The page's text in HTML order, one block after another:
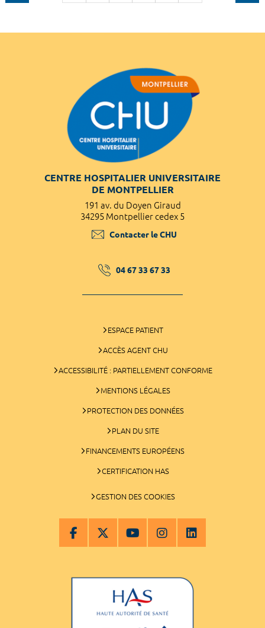
CENTRE HOSPITALIER UNIVERSITAIRE
DE MONTPELLIER
191 av. du Doyen Giraud
34295 Montpellier cedex 5
Contacter le CHU
04 67 33 67 33
ESPACE PATIENT
ACCÈS AGENT CHU
ACCESSIBILITÉ : PARTIELLEMENT CONFORME
MENTIONS LÉGALES
PROTECTION DES DONNÉES
PLAN DU SITE
FINANCEMENTS EUROPÉENS
CERTIFICATION HAS
GESTION DES COOKIES